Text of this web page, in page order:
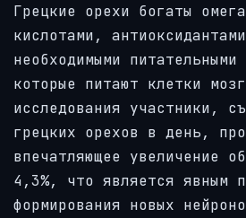
Грецкие орехи богаты
кислотами,
необходимыми питательными
которые питают клетки
исследования участники,
грецких орехов в день,
впечатляющее увеличение
4,3%, что является явным
формирования новых